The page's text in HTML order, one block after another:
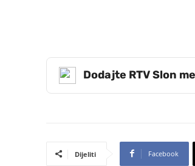
Dodajte RTV Slon
Dijeliti Facebook